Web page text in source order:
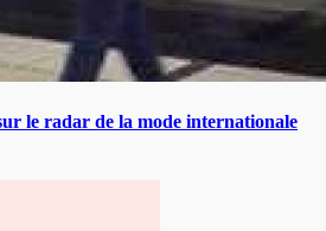
le radar de la mode internationale